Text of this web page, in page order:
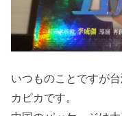
いつものことですが
カピカです。